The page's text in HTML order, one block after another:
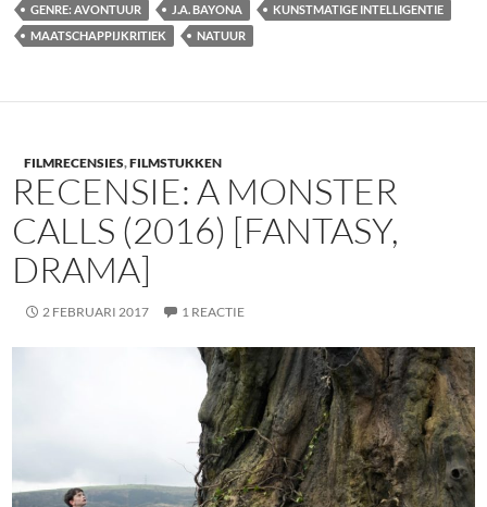
GENRE: AVONTUUR
J.A. BAYONA
KUNSTMATIGE INTELLIGENTIE
MAATSCHAPPIJKRITIEK
NATUUR
FILMRECENSIES,FILMSTUKKEN
RECENSIE: A MONSTER
CALLS (2016) [FANTASY,
DRAMA]
2 FEBRUARI 2017 1 REACTIE